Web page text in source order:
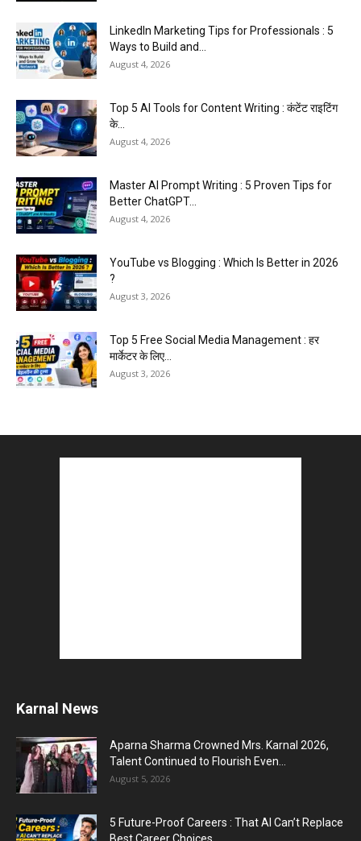
LinkedIn Marketing Tips for Professionals : 5
Ways to Build and...
August 4, 2026
Top 5 AI Tools for Content Writing : कंटेंट राइटिंग
के...
August 4, 2026
Master AI Prompt Writing : 5 Proven Tips for
Better ChatGPT...
August 4, 2026
YouTube vs Blogging : Which Is Better in 2026
?
August 3, 2026
Top 5 Free Social Media Management : हर
मार्केटर के लिए...
August 3, 2026
Student Should Know
Easy to Learn for...
August 1, 2026
क्या...
August 1, 2026
Karnal News
Aparna Sharma Crowned Mrs. Karnal 2026,
Talent Continued to Flourish Even...
August 5, 2026
5 Future-Proof Careers : That AI Can’t Replace
Best Career Choices